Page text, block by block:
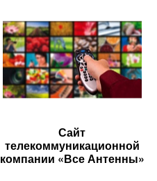
Сайт
телекоммуникационной
компании «Все Антенны»